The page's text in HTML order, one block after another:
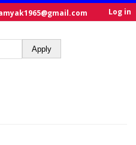
Log in